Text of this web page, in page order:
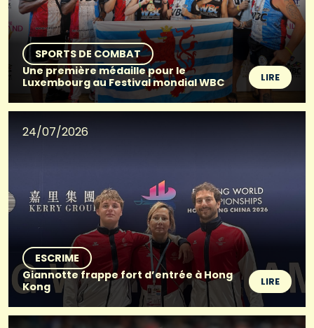
SPORTS DE COMBAT
Une première médaille pour le
Luxembourg au Festival mondial WBC
LIRE
24/07/2026
ESCRIME
Giannotte frappe fort d’entrée à Hong
Kong
LIRE